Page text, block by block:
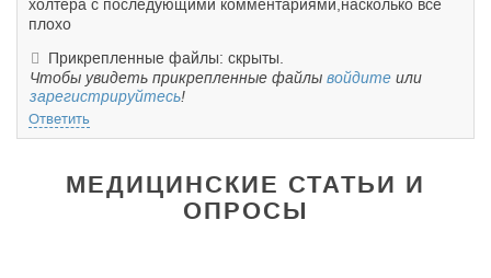
холтера с последующими комментариями,насколько все
плохо
Прикрепленные файлы: скрыты.
Чтобы увидеть прикрепленные файлы войдите или
зарегистрируйтесь!
Ответить
МЕДИЦИНСКИЕ СТАТЬИ И
ОПРОСЫ